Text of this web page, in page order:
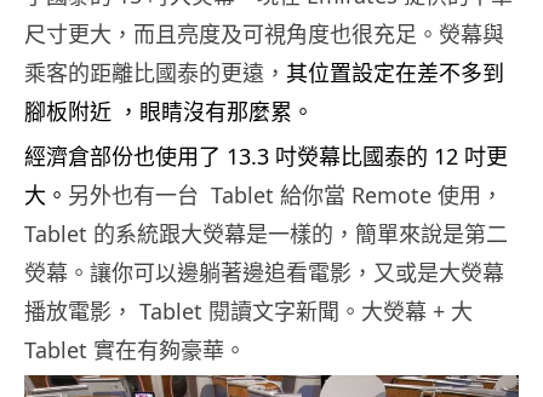
尺寸更大，而且亮度及可視角度也很充足。熒幕與
乘客的距離比國泰的更遠， 其位置設定在差不多到
腳板附近 ，眼睛沒有那麼累。
經濟倉部份也使用了 13.3 吋熒幕比國泰的 12 吋更
大。 另外也有一台 Tablet 給你當 Remote 使用，
Tablet 的系統跟大熒幕是一樣的，簡單來說是第二
熒幕。讓你可以邊躺著邊追看電影，又或是大熒幕
播放電影， Tablet 閱讀文字新聞。大熒幕 + 大
Tablet 實在有夠豪華。